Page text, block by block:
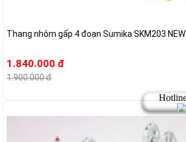
Thang nhôm gấp 4 đoạn Sumika SKM203 NEW
1.840.000 đ
1.900.000 đ